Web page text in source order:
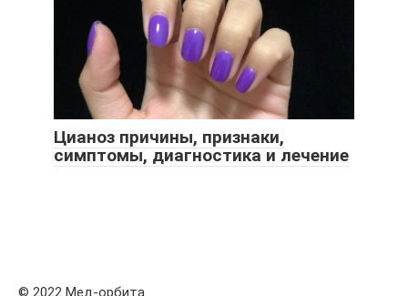
Цианоз причины, признаки,
симптомы, диагностика и лечение
© 2022 Мед-орбита